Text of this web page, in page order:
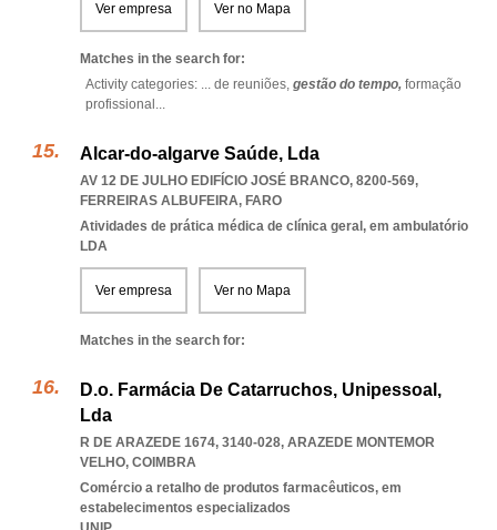
Ver empresa Ver no Mapa
Matches in the search for:
Activity categories: ... de reuniões, gestão do tempo, formação
profissional ...
Alcar-do-algarve Saúde, Lda
AV 12 DE JULHO EDIFÍCIO JOSÉ BRANCO, 8200-569,
FERREIRAS ALBUFEIRA, FARO
Atividades de prática médica de clínica geral, em ambulatório
LDA
Ver empresa Ver no Mapa
Matches in the search for:
D.o. Farmácia De Catarruchos, Unipessoal,
Lda
R DE ARAZEDE 1674, 3140-028, ARAZEDE MONTEMOR
VELHO, COIMBRA
Comércio a retalho de produtos farmacêuticos, em
estabelecimentos especializados